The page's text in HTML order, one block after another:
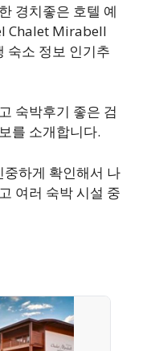
경치좋은 호텔 예
Chalet Mirabell
소 정보 인기추
숙박후기 좋은 검
를 소개합니다.
하게 확인해서 나
여러 숙박 시설 중